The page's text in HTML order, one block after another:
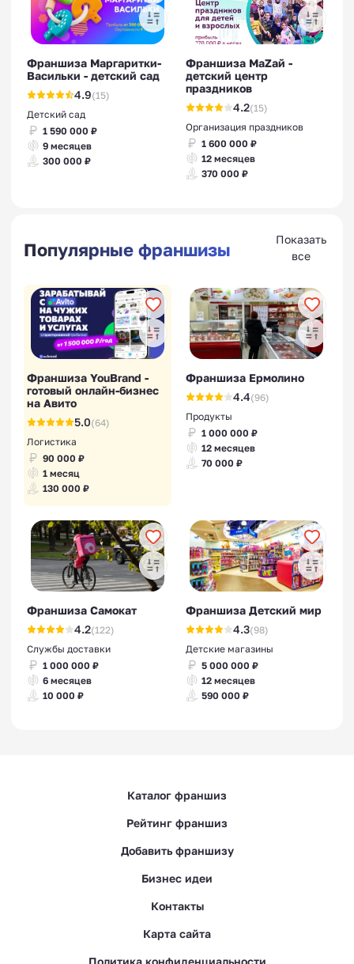
Франшиза Маргаритки-
Васильки - детский сад
4.9(15)
Детский сад
1 590 000 ₽
9 месяцев
300 000 ₽
Франшиза МаZaй -
детский центр
праздников
4.2(15)
Организация праздников
1 600 000 ₽
12 месяцев
370 000 ₽
Популярные франшизы
Показать
все
Франшиза YouBrand -
готовый онлайн-бизнес
на Авито
5.0(64)
Логистика
90 000 ₽
1 месяц
130 000 ₽
Франшиза Ермолино
4.4(96)
Продукты
1 000 000 ₽
12 месяцев
70 000 ₽
Франшиза Самокат
4.2(122)
Службы доставки
1 000 000 ₽
6 месяцев
10 000 ₽
Франшиза Детский мир
4.3(98)
Детские магазины
5 000 000 ₽
12 месяцев
590 000 ₽
Каталог франшиз
Рейтинг франшиз
Добавить франшизу
Бизнес идеи
Контакты
Карта сайта